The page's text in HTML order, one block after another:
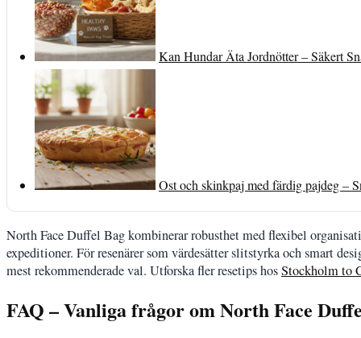
Kan Hundar Äta Jordnötter – Säkert
Ost och skinkpaj med färdig pajdeg –
North Face Duffel Bag kombinerar robusthet med flexibel
expeditioner. För resenärer som värdesätter slitstyrka och smart
mest rekommenderade val. Utforska fler resetips hosStockholm to
FAQ – Vanliga frågor om North Face